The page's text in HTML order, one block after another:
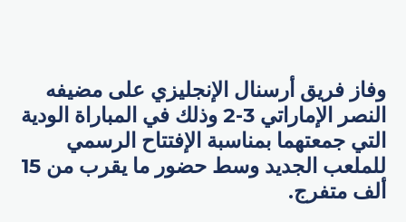
وفاز فريق أرسنال الإنجليزي على مضيفه
النصر الإماراتي 3-2 وذلك في المباراة الودية
التي جمعتهما بمناسبة الإفتتاح الرسمي
للملعب الجديد وسط حضور ما يقرب من 15
ألف متفرج.